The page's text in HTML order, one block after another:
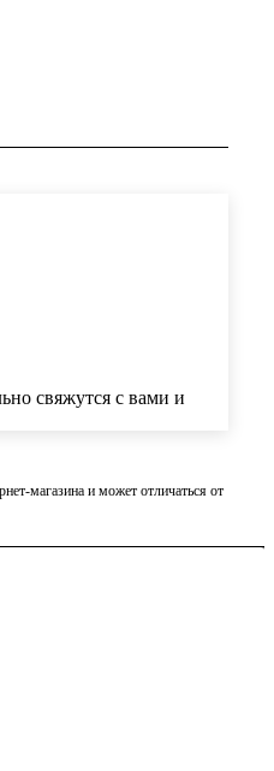
свяжутся с вами и
магазина и может отличаться от